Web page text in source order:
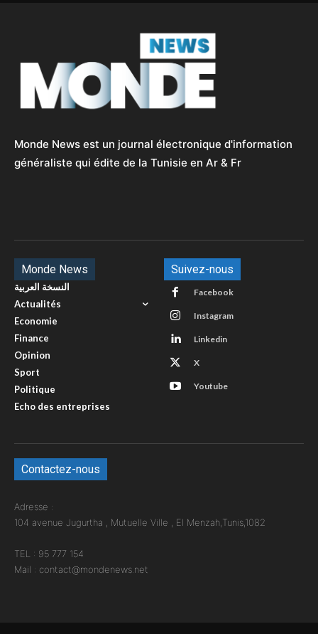
Monde News est un journal électronique d'information
généraliste qui édite de la Tunisie en Ar & Fr
Monde News
النسخة العربية
Actualités
Economie
Finance
Opinion
Sport
Politique
Echo des entreprises
Suivez-nous
Facebook
Instagram
Linkedin
X
Youtube
Contactez-nous
Adresse :
104 avenue Jugurtha , Mutuelle Ville , El Menzah,Tunis,1082
TEL : 95 777 154
Mail : contact@mondenews.net